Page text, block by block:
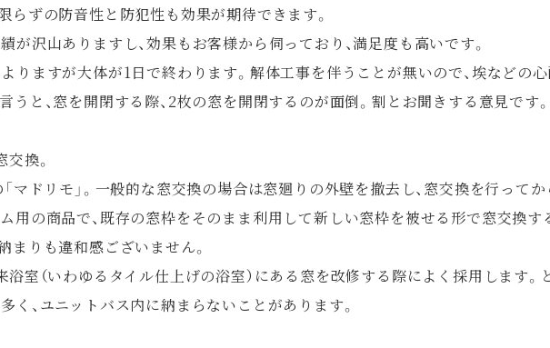
らずの防音性と防犯性も効果が期待できます。
が沢山ありますし、効果もお客様から伺っており、満足度も高いです。
りますが大体が1日で終わります。解体工事を伴うことが無いので、埃などの心
うと、窓を開閉する際、2枚の窓を開閉するのが面倒。割とお聞きする意見です。
換。
マドリモ」。一般的な窓交換の場合は窓廻りの外壁を撤去し、窓交換を行ってか
用の商品で、既存の窓枠をそのまま利用して新しい窓枠を被せる形で窓交換
まりも違和感ございません。
浴室（いわゆるタイル仕上げの浴室）にある窓を改修する際によく採用します。
く、ユニットバス内に納まらないことがあります。